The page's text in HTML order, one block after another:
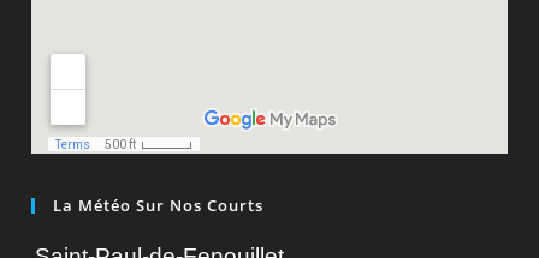
La Météo Sur Nos Courts